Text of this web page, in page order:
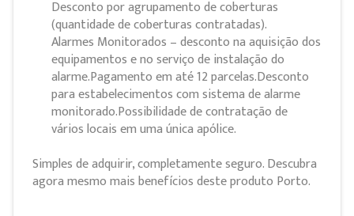
Desconto por agrupamento de coberturas
(quantidade de coberturas contratadas).
Alarmes Monitorados – desconto na aquisição dos
equipamentos e no serviço de instalação do
alarme.Pagamento em até 12 parcelas.Desconto
para estabelecimentos com sistema de alarme
monitorado.Possibilidade de contratação de
vários locais em uma única apólice.
Simples de adquirir, completamente seguro. Descubra
agora mesmo mais benefícios deste produto Porto.